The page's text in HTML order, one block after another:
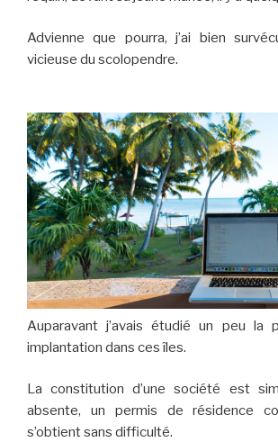
Advienne que pourra, j’ai bien
vicieuse du scolopendre.
Auparavant j’avais étudié un peu la
implantation dans ces îles.
La constitution d’une société est
absente, un permis de résidence
s’obtient sans difficulté.